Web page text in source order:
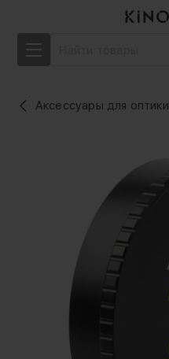
Аксессуары для оптики